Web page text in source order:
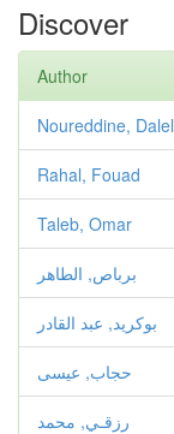
Discover
Author
Noureddine, Dalel
Rahal, Fouad
Taleb, Omar
برباص, الطاهر
بوكريد, عبد القادر
حجاب, عيسى
رزقـي, محمد